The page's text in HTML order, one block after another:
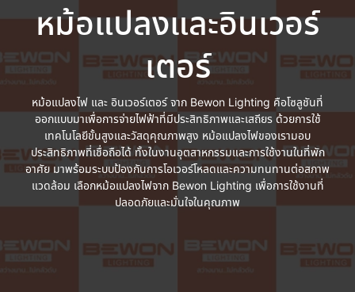
หม้อแปลงและอินเวอร์
เตอร์
หม้อแปลงไฟ และ อินเวอร์เตอร์ จาก Bewon Lighting คือโซลูชันที่
ออกแบบมาเพื่อการจ่ายไฟฟ้าที่มีประสิทธิภาพและเสถียร ด้วยการใช้
เทคโนโลยีขั้นสูงและวัสดุคุณภาพสูง หม้อแปลงไฟของเรามอบ
ประสิทธิภาพที่เชื่อถือได้ ทั้งในงานอุตสาหกรรมและการใช้งานในที่พัก
อาศัย มาพร้อมระบบป้องกันการโอเวอร์โหลดและความทนทานต่อสภาพ
แวดล้อม เลือกหม้อแปลงไฟจาก Bewon Lighting เพื่อการใช้งานที่
ปลอดภัยและมั่นใจในคุณภาพ